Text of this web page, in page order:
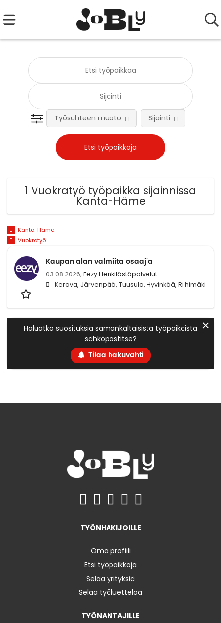
Työsuhteen muoto Sijainti
1 Vuokratyö työpaikka sijainnissa
Kanta-Häme
Kanta-Häme
Vuokratyö
Kaupan alan valmiita osaajia
03.08.2026, Eezy Henkilöstöpalvelut
Kerava, Järvenpää, Tuusula, Hyvinkää, Riihimäki
Haluatko suosituksia samankaltaisista työpaikoista
sähköpostitse?
Tilaa hakuvahti
✕
TYÖNHAKIJOILLE
Oma profiili
Etsi työpaikkoja
Selaa yrityksiä
Selaa työluetteloa
TYÖNANTAJILLE